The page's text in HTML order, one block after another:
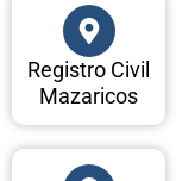
Registro Civil
Mazaricos